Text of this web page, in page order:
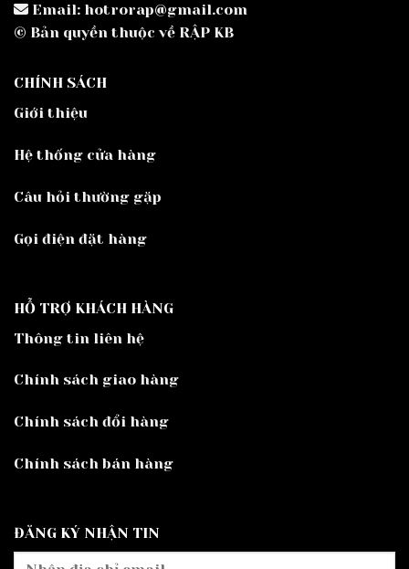
Email: hotrorap@gmail.com
© Bản quyền thuộc về RẬP KB
CHÍNH SÁCH
Giới thiệu
Hệ thống cửa hàng
Câu hỏi thường gặp
Gọi điện đặt hàng
HỖ TRỢ KHÁCH HÀNG
Thông tin liên hệ
Chính sách giao hàng
Chính sách đổi hàng
Chính sách bán hàng
ĐĂNG KÝ NHẬN TIN